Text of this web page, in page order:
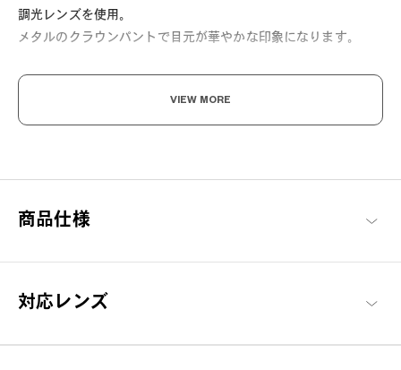
調光レンズを使用。
メタルのクラウンパントで目元が華やかな印象になります。
[紫外線透過率]
C3：92.02~31.53%
VIEW MORE
商品仕様
対応レンズ